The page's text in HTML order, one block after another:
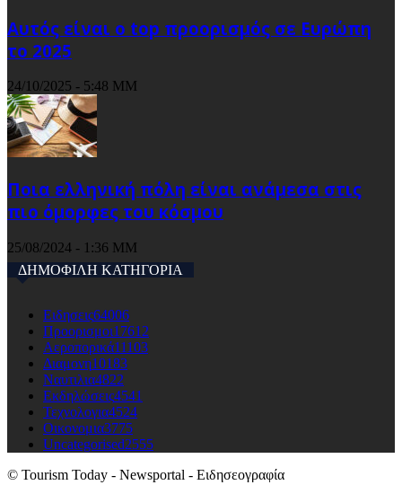
Αυτός είναι ο top προορισμός σε Ευρώπη
το 2025
24/10/2025 - 5:48 ΜΜ
Ποια ελληνική πόλη είναι ανάμεσα στις
πιο όμορφες του κόσμου
25/08/2024 - 1:36 ΜΜ
ΔΗΜΟΦΙΛΗ ΚΑΤΗΓΟΡΙΑ
Ειδησεις64006
Προορισμοι17612
Αεροπορικά11103
Διαμονη10183
Ναυτιλια4822
Εκδηλώσεις4541
Τεχνολογια4524
Οικονομια3775
Uncategorised2555
© Tourism Today - Newsportal - Ειδησεογραφία